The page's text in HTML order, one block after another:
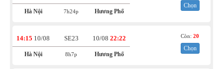
Hà Nội 7h24p Hương Phố
Chọn
14:15 10/08
Hà Nội
SE23
8h7p
10/08 22:22
Hương Phố
Còn:20
Chọn